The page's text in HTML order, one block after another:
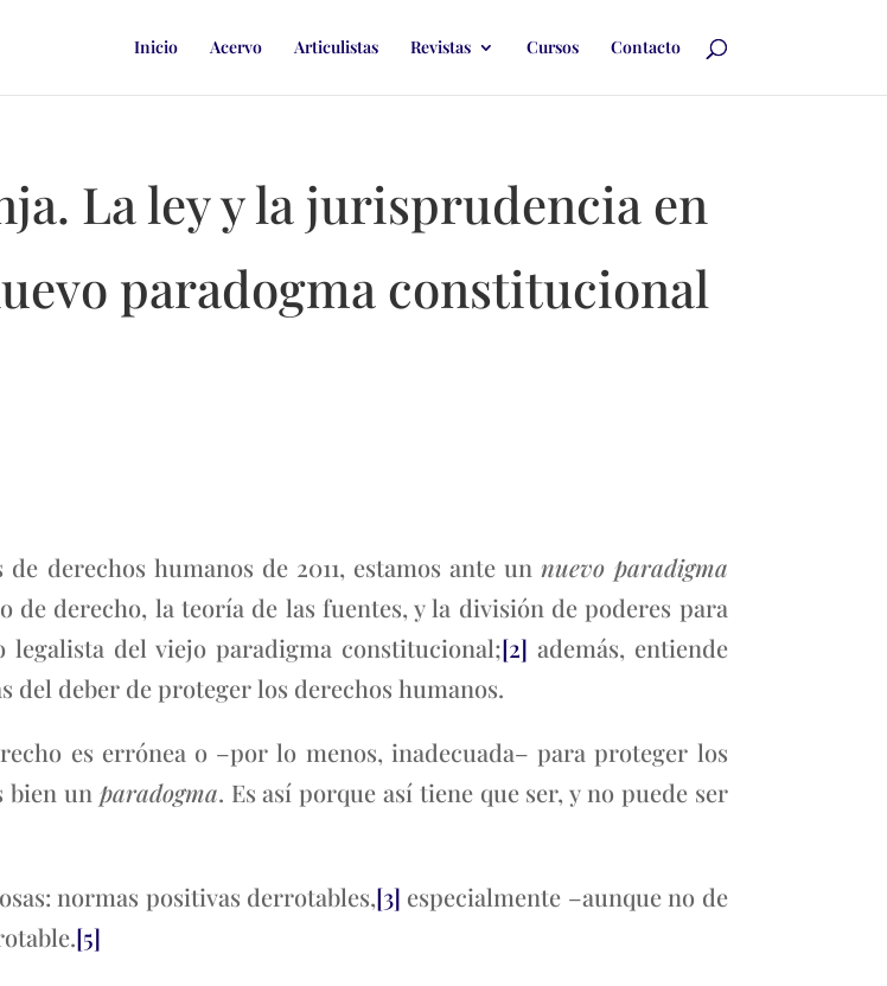
Inicio Acervo Articulistas Revistas Cursos Contacto
La ley y la jurisprudencia en
paradogma constitucional
derechos humanos de 2011, estamos ante unnuevo paradigma
de derecho, la teoría de las fuentes, y la división de poderes para
del viejo paradigma constitucional;[2] además, entiende
del deber de proteger los derechos humanos.
es errónea o –por lo menos, inadecuada– para proteger los
bien un paradogma. Es así porque así tiene que ser, y no puede ser
normas positivas derrotables,[3] especialmente –aunque no de
[5]